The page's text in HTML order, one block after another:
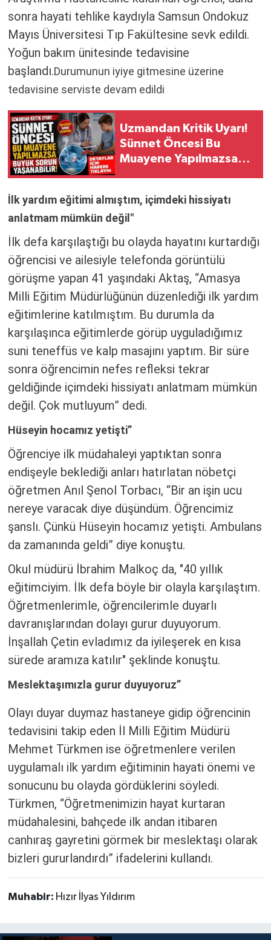
sonra hayati tehlike kaydıyla Samsun Ondokuz
Mayıs Üniversitesi Tıp Fakültesine sevk edildi.
Yoğun bakım ünitesinde tedavisine
başlandı.Durumunun iyiye gitmesine üzerine
tedavisine serviste devam edildi
Uzmandan Kritik Uyarı!
Sünnet Öncesi Bu
Muayene Yapılmazsa
İlk yardım eğitimi almıştım, içimdeki hissiyatı
anlatmam mümkün değil"
İlk defa karşılaştığı bu olayda hayatını kurtardığı
öğrencisi ve ailesiyle telefonda görüntülü
görüşme yapan 41 yaşındaki Aktaş, “Amasya
Milli Eğitim Müdürlüğünün düzenlediği ilk yardım
eğitimlerine katılmıştım. Bu durumla da
karşılaşınca eğitimlerde görüp uyguladığımız
suni teneffüs ve kalp masajını yaptım. Bir süre
sonra öğrencimin nefes refleksi tekrar
geldiğinde içimdeki hissiyatı anlatmam mümkün
değil. Çok mutluyum” dedi.
Hüseyin hocamız yetişti”
Öğrenciye ilk müdahaleyi yaptıktan sonra
endişeyle beklediği anları hatırlatan nöbetçi
öğretmen Anıl Şenol Torbacı, “Bir an işin ucu
nereye varacak diye düşündüm. Öğrencimiz
şanslı. Çünkü Hüseyin hocamız yetişti. Ambulans
da zamanında geldi” diye konuştu.
Okul müdürü İbrahim Malkoç da, "40 yıllık
eğitimciyim. İlk defa böyle bir olayla karşılaştım.
Öğretmenlerimle, öğrencilerimle duyarlı
davranışlarından dolayı gurur duyuyorum.
İnşallah Çetin evladımız da iyileşerek en kısa
sürede aramıza katılır" şeklinde konuştu.
Meslektaşımızla gurur duyuyoruz”
Olayı duyar duymaz hastaneye gidip öğrencinin
tedavisini takip eden İl Milli Eğitim Müdürü
Mehmet Türkmen ise öğretmenlere verilen
uygulamalı ilk yardım eğitiminin hayati önemi ve
sonucunu bu olayda gördüklerini söyledi.
Türkmen, “Öğretmenimizin hayat kurtaran
müdahalesini, bahçede ilk andan itibaren
canhıraş gayretini görmek bir meslektaşı olarak
bizleri gururlandırdı” ifadelerini kullandı.
Muhabir: Hızır İlyas Yıldırım